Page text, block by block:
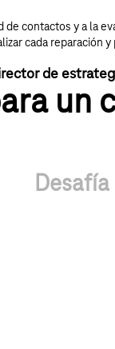
de contactos y a la
cada reparación
de
un
Desafía